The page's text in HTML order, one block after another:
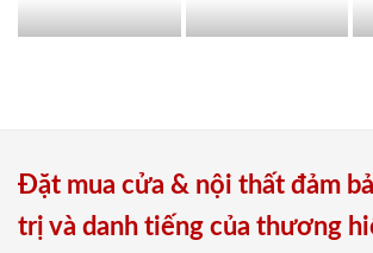
Đặt mua cửa & nội thất đảm
trị và danh tiếng của thương